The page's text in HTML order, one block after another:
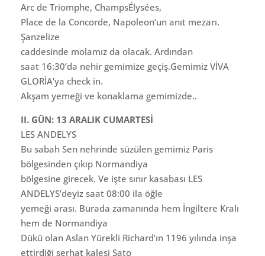
Arc de Triomphe, ChampsÉlysées,
Place de la Concorde, Napoleon’un anıt mezarı.
Şanzelize
caddesinde molamız da olacak. Ardından
saat 16:30’da nehir gemimize geçiş.Gemimiz VİVA
GLORİA’ya check in.
Akşam yemeği ve konaklama gemimizde..
II. GÜN: 13 ARALIK CUMARTESİ
LES ANDELYS
Bu sabah Sen nehrinde süzülen gemimiz Paris
bölgesinden çıkıp Normandiya
bölgesine girecek. Ve işte sınır kasabası LES
ANDELYS’deyiz saat 08:00 ila öğle
yemeği arası. Burada zamanında hem İngiltere Kralı
hem de Normandiya
Dükü olan Aslan Yürekli Richard’ın 1196 yılında inşa
ettirdiği serhat kalesi Şato